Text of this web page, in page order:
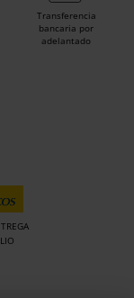
Transferencia
bancaria por
adelantado